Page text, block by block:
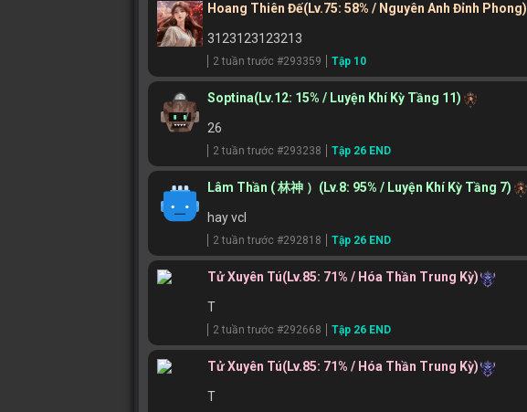
Hoang Thiên Đế(Lv.75: 58% / Nguyên Anh Đỉnh Phong)
3123123123213
2 tuần trước #293359 Tập 10
Soptina(Lv.12: 15% / Luyện Khí Kỳ Tầng 11)
26
2 tuần trước #293238 Tập 26 END
Lâm Thần ( 林神 ） (Lv.8: 95% / Luyện Khí Kỳ Tầng 7)
hay vcl
2 tuần trước #292818 Tập 26 END
Tử Xuyên Tú(Lv.85: 71% / Hóa Thần Trung Kỳ)
T
2 tuần trước #292668 Tập 26 END
Tử Xuyên Tú(Lv.85: 71% / Hóa Thần Trung Kỳ)
T